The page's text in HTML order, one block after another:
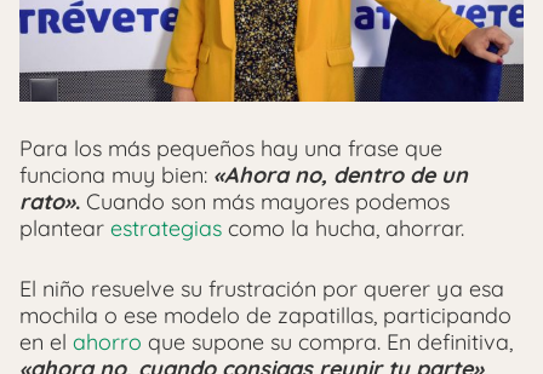
Para los más pequeños hay una frase que
funciona muy bien: «Ahora no, dentro de un
rato». Cuando son más mayores podemos
plantear estrategias como la hucha, ahorrar.
El niño resuelve su frustración por querer ya esa
mochila o ese modelo de zapatillas, participando
en el ahorro que supone su compra. En definitiva,